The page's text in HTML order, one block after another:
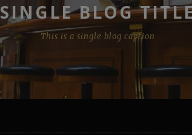
SINGLE BLOG
This is a single blog caption